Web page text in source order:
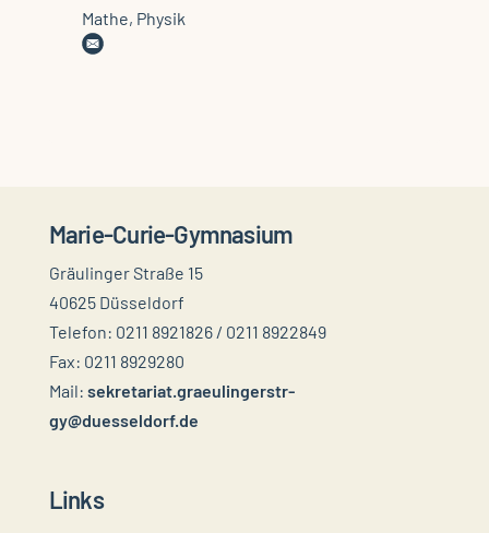
Mathe, Physik
Marie-Curie-Gymnasium
Gräulinger Straße 15
40625 Düsseldorf
Telefon: 0211 8921826 / 0211 8922849
Fax: 0211 8929280
Mail: sekretariat.graeulingerstr-
gy@duesseldorf.de
Links